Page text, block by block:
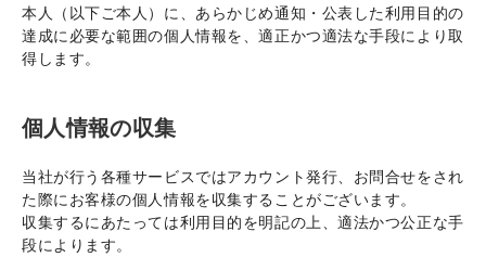
本人（以下ご本人）に、あらかじめ通知・公表した利用目的の
達成に必要な範囲の個人情報を、適正かつ適法な手段により取
得します。
個人情報の収集
当社が行う各種サービスではアカウント発行、お問合せをされ
た際にお客様の個人情報を収集することがございます。
収集するにあたっては利用目的を明記の上、適法かつ公正な手
段によります。